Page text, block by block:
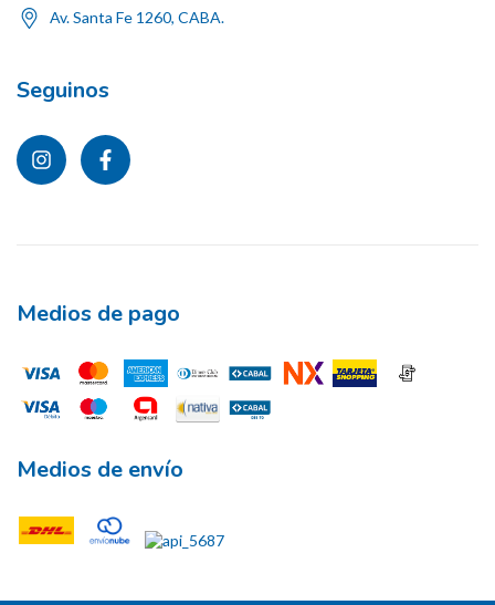
Av. Santa Fe 1260, CABA.
Seguinos
Medios de pago
Medios de envío